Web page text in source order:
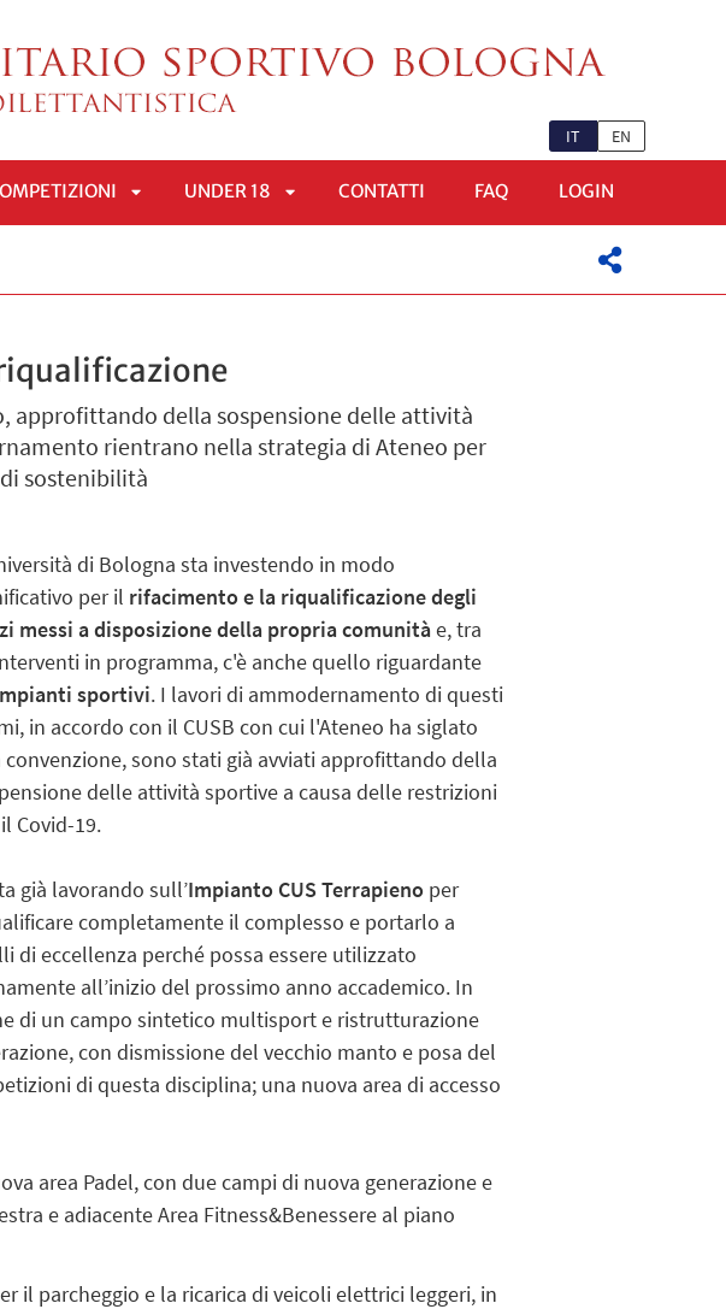
IT EN
UNDER 18 CONTATTI FAQ LOGIN
approfittando della sospensione delle attività
rientrano nella strategia di Ateneo per
sostenibilità
di Bologna sta investendo in modo
per il rifacimento e la riqualificazione degli
messi a disposizione della propria comunitàe, tra
in programma, c'è anche quello riguardante
sportivi. I lavori di ammodernamento di questi
in accordo con il CUSB con cui l'Ateneo ha siglato
convenzione, sono stati già avviati approfittando della
delle attività sportive a causa delle restrizioni
Covid-19.
già lavorando sull’Impianto CUS Terrapieno per
completamente il complesso e portarlo a
di eccellenza perché possa essere utilizzato
all’inizio del prossimo anno accademico. In
di un campo sintetico multisport e ristrutturazione
con dismissione del vecchio manto e posa del
di questa disciplina; una nuova area di accesso
area Padel, con due campi di nuova generazione e
e adiacente Area Fitness&Benessere al piano
il parcheggio e la ricarica di veicoli elettrici leggeri, in